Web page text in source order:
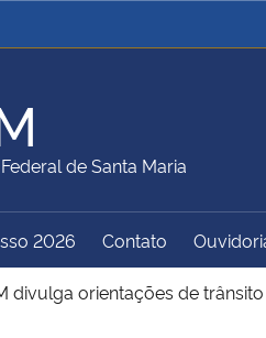
da Justiça e
Ministério da Educação
do Turismo
Ministério
de Santa Maria
Sítio2026 Contato
divulga orientações de